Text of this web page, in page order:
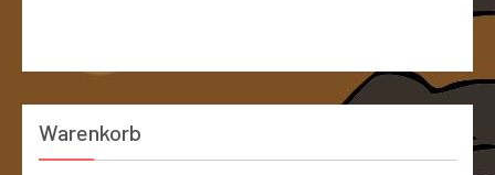
Warenkorb